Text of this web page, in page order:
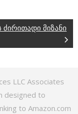
მიზანი
LLC Associates
designed to
to Amazon.com